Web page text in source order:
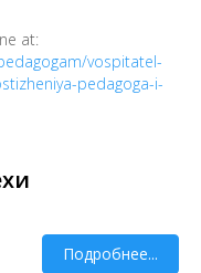
at:
vospitatel-
pedagoga-i-
Подробнее...